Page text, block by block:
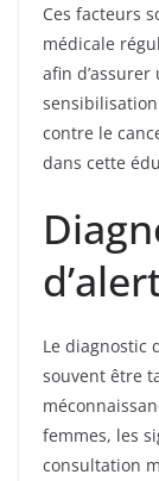
Ces facteurs
médicale
afin
contre le
dans cette
Le diagnostic
souvent être
femmes, les
consultation